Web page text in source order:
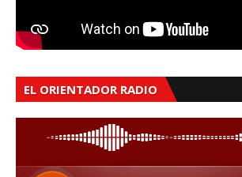
EL ORIENTADOR RADIO